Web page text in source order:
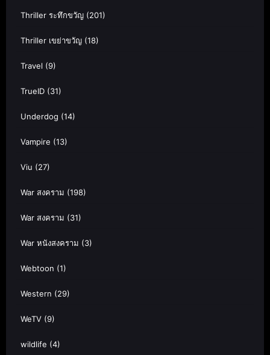
Thriller ระทึกขวัญ (201)
Thriller เขย่าขวัญ (18)
Travel (9)
TrueID (31)
Underdog (14)
Vampire (13)
Viu (27)
War สงคราม (198)
War สงคราม (31)
War หนังสงคราม (3)
Webtoon (1)
Western (29)
WeTV (9)
wildlife (4)